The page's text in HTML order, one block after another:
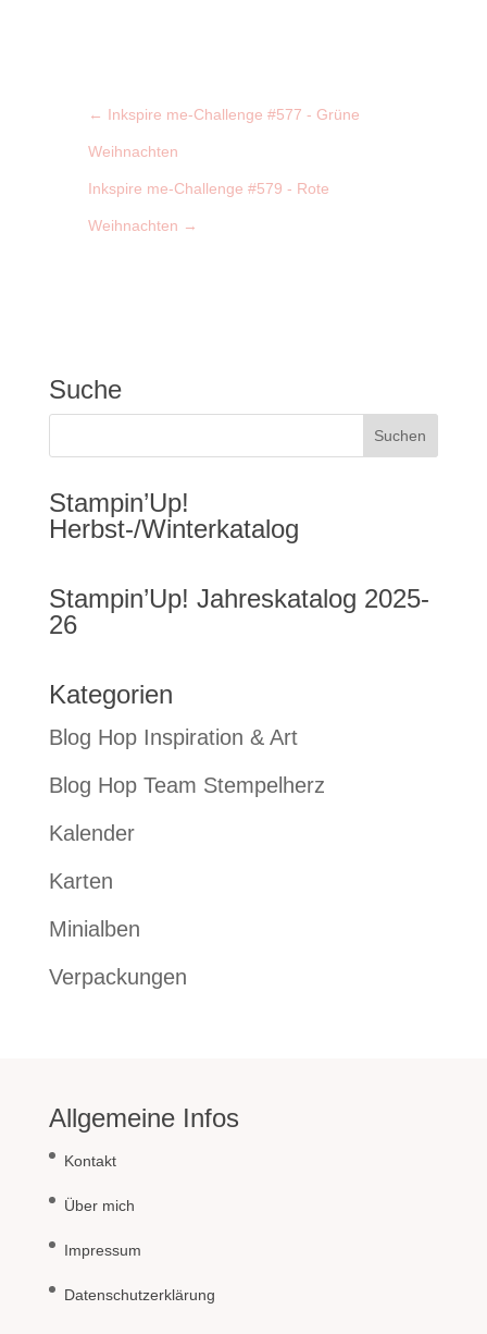
← Inkspire me-Challenge #577 - Grüne
Weihnachten
Inkspire me-Challenge #579 - Rote
Weihnachten →
Suche
Stampin’Up!
Herbst-/Winterkatalog
Stampin’Up! Jahreskatalog 2025-
26
Kategorien
Blog Hop Inspiration & Art
Blog Hop Team Stempelherz
Kalender
Karten
Minialben
Verpackungen
Allgemeine Infos
Kontakt
Über mich
Impressum
Datenschutzerklärung